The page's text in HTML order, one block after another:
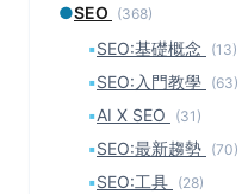
●SEO (368)
▪SEO:基礎概念 (13)
▪SEO:入門教學 (63)
▪AI X SEO (31)
▪SEO:最新趨勢 (70)
▪SEO:工具 (28)